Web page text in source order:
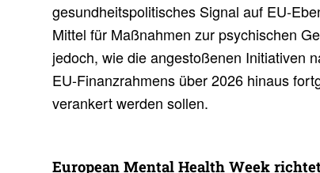
gesundheitspolitisches Signal auf EU-
Mittel für Maßnahmen zur psychischen
jedoch, wie die angestoßenen Initiativen
EU-Finanzrahmens über 2026 hinaus
verankert werden sollen.
Euro­pean Mental Health Week